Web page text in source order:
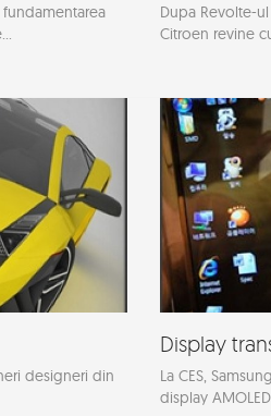
Dupa Revolte-
Citroen revine
designeri din
Display
La CES,
display